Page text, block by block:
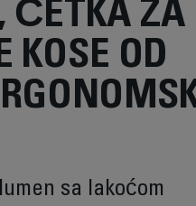
ČETKA ZA
KOSE OD
sa lakoćom